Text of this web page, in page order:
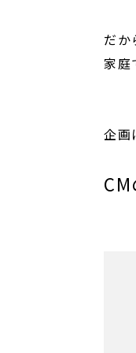
だ
家
企画